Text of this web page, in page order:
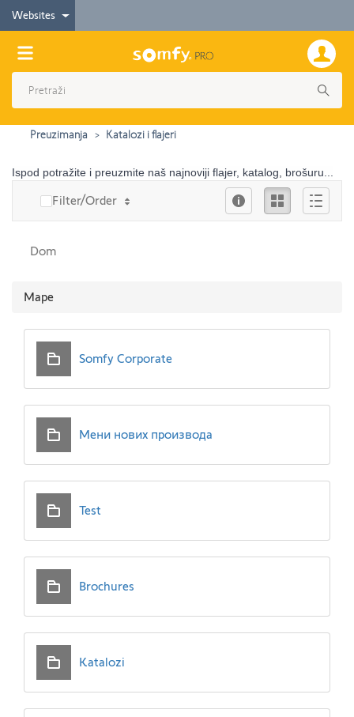
Websites
Preuzimanja Katalozi i flajeri
Ispod potražite i preuzmite naš najnoviji flajer, katalog, brošuru...
Filter/Order Ikona
Dom
Mape
Somfy Corporate
Мени нових производа
Test
Brochures
Katalozi